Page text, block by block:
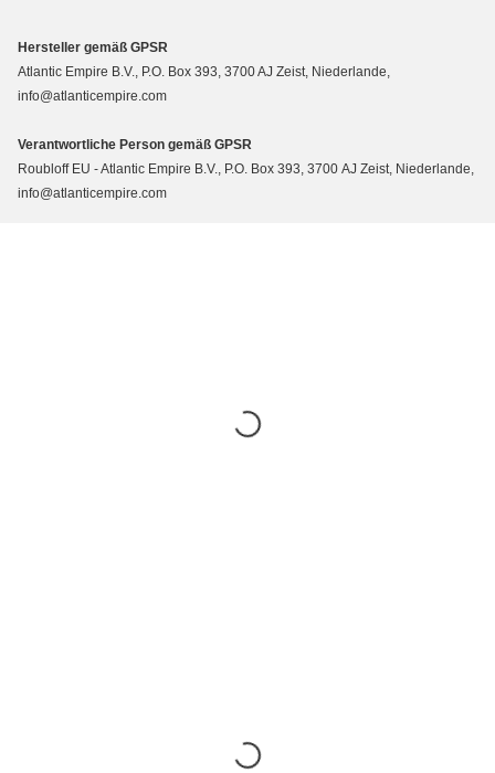
Hersteller gemäß GPSR
Atlantic Empire B.V., P.O. Box 393, 3700 AJ Zeist, Niederlande,
info@atlanticempire.com
Verantwortliche Person gemäß GPSR
Roubloff EU - Atlantic Empire B.V., P.O. Box 393, 3700 AJ Zeist, Niederlande,
info@atlanticempire.com